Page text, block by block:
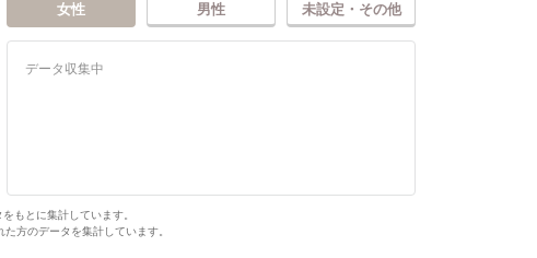
女性 男性 未設定・その他
データ収集中
もとに集計しています。
方のデータを集計しています。